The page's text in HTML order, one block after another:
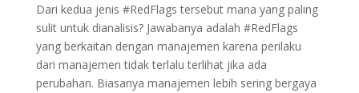
Dari kedua jenis #RedFlags tersebut mana yang paling
sulit untuk dianalisis? Jawabanya adalah #RedFlags
yang berkaitan dengan manajemen karena perilaku
dari manajemen tidak terlalu terlihat jika ada
perubahan. Biasanya manajemen lebih sering bergaya